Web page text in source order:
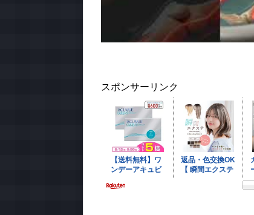
スポンサーリンク